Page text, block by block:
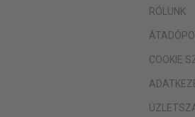
RÓLUNK
COOKIE